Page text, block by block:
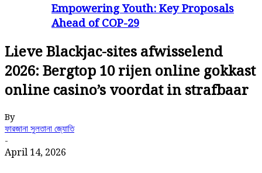
Empowering Youth: Key Proposals
Ahead of COP-29
Lieve Blackjac-sites afwisselend
2026: Bergtop 10 rijen online gokkast
online casino’s voordat in strafbaar
By
ফারজানা সুলতানা জ্যোতি
-
April 14, 2026